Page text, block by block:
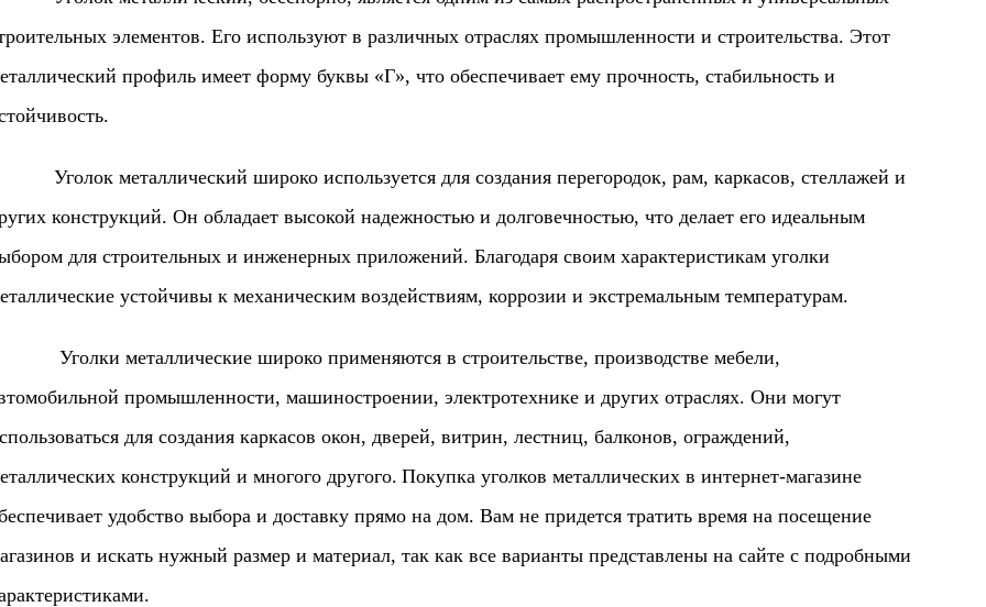
элементов. Его используют в различных отраслях промышленности и строительства. Этот
профиль имеет форму буквы «Г», что обеспечивает ему прочность, стабильность и
металлический широко используется для создания перегородок, рам, каркасов, стеллажей и
конструкций. Он обладает высокой надежностью и долговечностью, что делает его идеальным
для строительных и инженерных приложений. Благодаря своим характеристикам уголки
устойчивы к механическим воздействиям, коррозии и экстремальным температурам.
металлические широко применяются в строительстве, производстве мебели,
промышленности, машиностроении, электротехнике и других отраслях. Они могут
для создания каркасов окон, дверей, витрин, лестниц, балконов, ограждений,
конструкций и многого другого. Покупка уголков металлических в интернет-магазине
удобство выбора и доставку прямо на дом. Вам не придется тратить время на посещение
и искать нужный размер и материал, так как все варианты представлены на сайте с подробными